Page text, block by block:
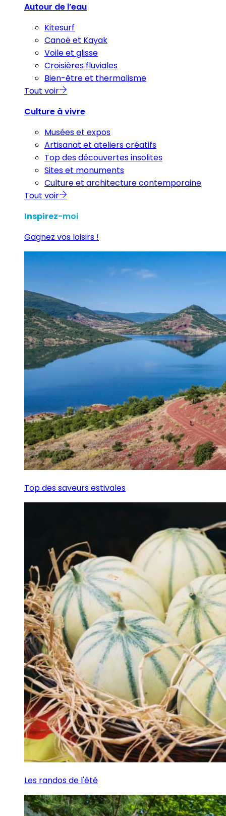
Autour de l’eau
Kitesurf
Canoë et Kayak
Voile et glisse
Croisières fluviales
Bien-être et thermalisme
Tout voir
Culture à vivre
Musées et expos
Artisanat et ateliers créatifs
Top des découvertes insolites
Sites et monuments
Culture et architecture contemporaine
Tout voir
Inspirez-moi
Gagnez vos loisirs !
Top des saveurs estivales
Les randos de l'été